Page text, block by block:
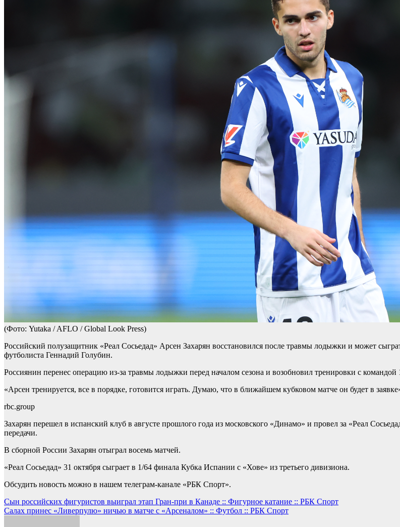
(Фото: Yutaka / AFLO / Global Look Press)
Российский полузащитник «Реал Сосьедад» Арсен Захарян восстановился после травмы лодыжки и может
футболиста Геннадий Голубин.
Россиянин перенес операцию из-за травмы лодыжки перед началом сезона и возобновил тренировки с командой
«Арсен тренируется, все в порядке, готовится играть. Думаю, что в ближайшем кубковом матче он будет в
rbc.group
Захарян перешел в испанский клуб в августе прошлого года из московского «Динамо» и провел за «Реал
передачи.
В сборной России Захарян отыграл восемь матчей.
«Реал Сосьедад» 31 октября сыграет в 1/64 финала Кубка Испании с «Хове» из третьего дивизиона.
Обсудить новость можно в нашем телеграм-канале «РБК Спорт».
Навигация
по
Сын российских фигуристов выиграл этап Гран-при в Канаде :: Фигурное катание :: РБК Спорт
Салах принес «Ливерпулю» ничью в матче с «Арсеналом» :: Футбол :: РБК Спорт